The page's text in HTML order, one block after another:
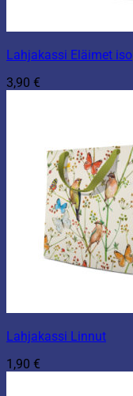
Lahjakassi Eläimet iso
3,90 €
Lahjakassi Linnut
1,90 €